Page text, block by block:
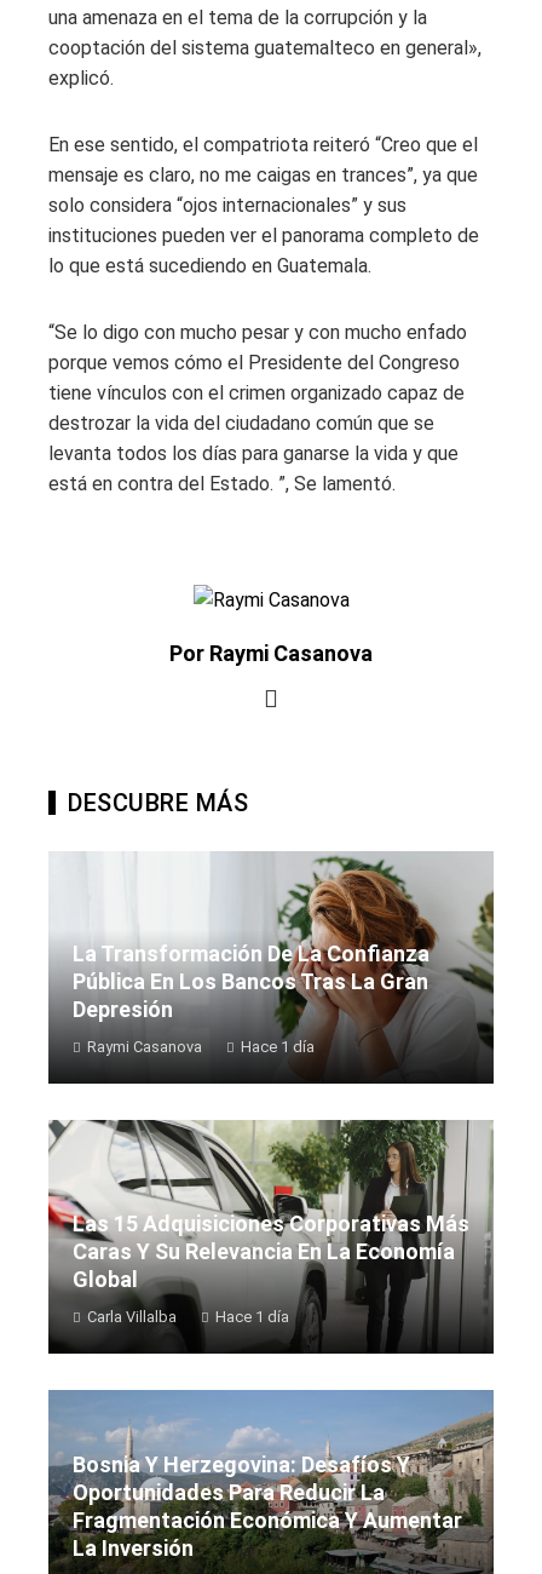
una amenaza en el tema de la corrupción y la
cooptación del sistema guatemalteco en general»,
explicó.
En ese sentido, el compatriota reiteró “Creo que el
mensaje es claro, no me caigas en trances”, ya que
solo considera “ojos internacionales” y sus
instituciones pueden ver el panorama completo de
lo que está sucediendo en Guatemala.
“Se lo digo con mucho pesar y con mucho enfado
porque vemos cómo el Presidente del Congreso
tiene vínculos con el crimen organizado capaz de
destrozar la vida del ciudadano común que se
levanta todos los días para ganarse la vida y que
está en contra del Estado. ”, Se lamentó.
Por Raymi Casanova
DESCUBRE MÁS
La Transformación De La Confianza
Pública En Los Bancos Tras La Gran
Depresión
Raymi Casanova Hace 1 día
Las 15 Adquisiciones Corporativas Más
Caras Y Su Relevancia En La Economía
Global
Carla Villalba Hace 1 día
Bosnia Y Herzegovina: Desafíos Y
Oportunidades Para Reducir La
Fragmentación Económica Y Aumentar
La Inversión